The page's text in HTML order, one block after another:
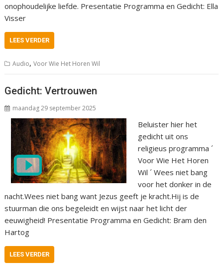
onophoudelijke liefde. Presentatie Programma en Gedicht: Ella
Visser
LEES VERDER
Audio,Voor Wie Het Horen Wil
Gedicht: Vertrouwen
maandag 29 september 2025
Beluister hier het
gedicht uit ons
religieus programma ´
Voor Wie Het Horen
Wil ´ Wees niet bang
voor het donker in de
nacht.Wees niet bang want Jezus geeft je kracht.Hij is de
stuurman die ons begeleidt en wijst naar het licht der
eeuwigheid! Presentatie Programma en Gedicht: Bram den
Hartog
LEES VERDER